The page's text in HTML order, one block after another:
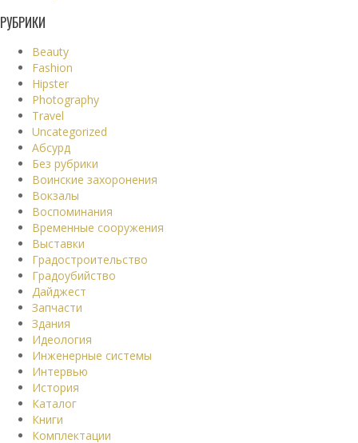
РУБРИКИ
Beauty
Fashion
Hipster
Photography
Travel
Uncategorized
Абсурд
Без рубрики
Воинские захоронения
Вокзалы
Воспоминания
Временные сооружения
Выставки
Градостроительство
Градоубийство
Дайджест
Запчасти
Здания
Идеология
Инженерные системы
Интервью
История
Каталог
Книги
Комплектации